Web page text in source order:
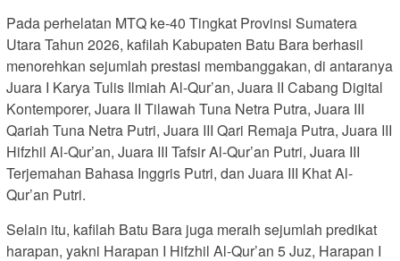
Pada perhelatan MTQ ke-40 Tingkat Provinsi Sumatera
Utara Tahun 2026, kafilah Kabupaten Batu Bara berhasil
menorehkan sejumlah prestasi membanggakan, di antaranya
Juara I Karya Tulis Ilmiah Al-Qur’an, Juara II Cabang Digital
Kontemporer, Juara II Tilawah Tuna Netra Putra, Juara III
Qariah Tuna Netra Putri, Juara III Qari Remaja Putra, Juara III
Hifzhil Al-Qur’an, Juara III Tafsir Al-Qur’an Putri, Juara III
Terjemahan Bahasa Inggris Putri, dan Juara III Khat Al-
Qur’an Putri.
Selain itu, kafilah Batu Bara juga meraih sejumlah predikat
harapan, yakni Harapan I Hifzhil Al-Qur’an 5 Juz, Harapan I